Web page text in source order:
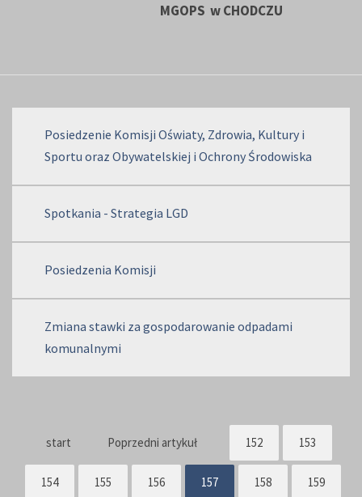
MGOPS w CHODCZU
Posiedzenie Komisji Oświaty, Zdrowia, Kultury i
Sportu oraz Obywatelskiej i Ochrony Środowiska
Spotkania - Strategia LGD
Posiedzenia Komisji
Zmiana stawki za gospodarowanie odpadami
komunalnymi
start Poprzedni artykuł 152 153
154 155 156 157 158 159